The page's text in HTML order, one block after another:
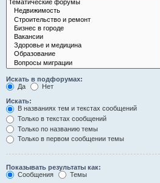
Искать в подфорумах:
Да
Нет
Искать:
В названиях тем и текстах сообщений
Только в текстах сообщений
Только по названию темы
Только в первом сообщении темы
Показывать результаты как:
Сообщения
Темы